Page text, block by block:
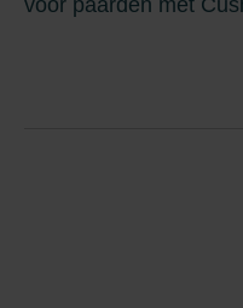
voor paarden met